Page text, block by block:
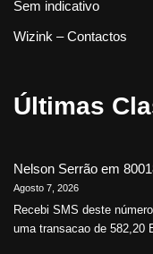
Sem indicativo
Wizink – Contactos
Últimas
Nelson Serrão em
Agosto 7, 2026
Recebi SMS deste
uma transacao de 582,20